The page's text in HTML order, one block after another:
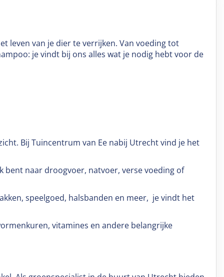
leven van je dier te verrijken. Van voeding tot
je vindt bij ons alles wat je nodig hebt voor de
Bij Tuincentrum van Ee nabij Utrecht vind je het
bent naar droogvoer, natvoer, verse voeding of
speelgoed, halsbanden en meer, je vindt het
vitamines en andere belangrijke